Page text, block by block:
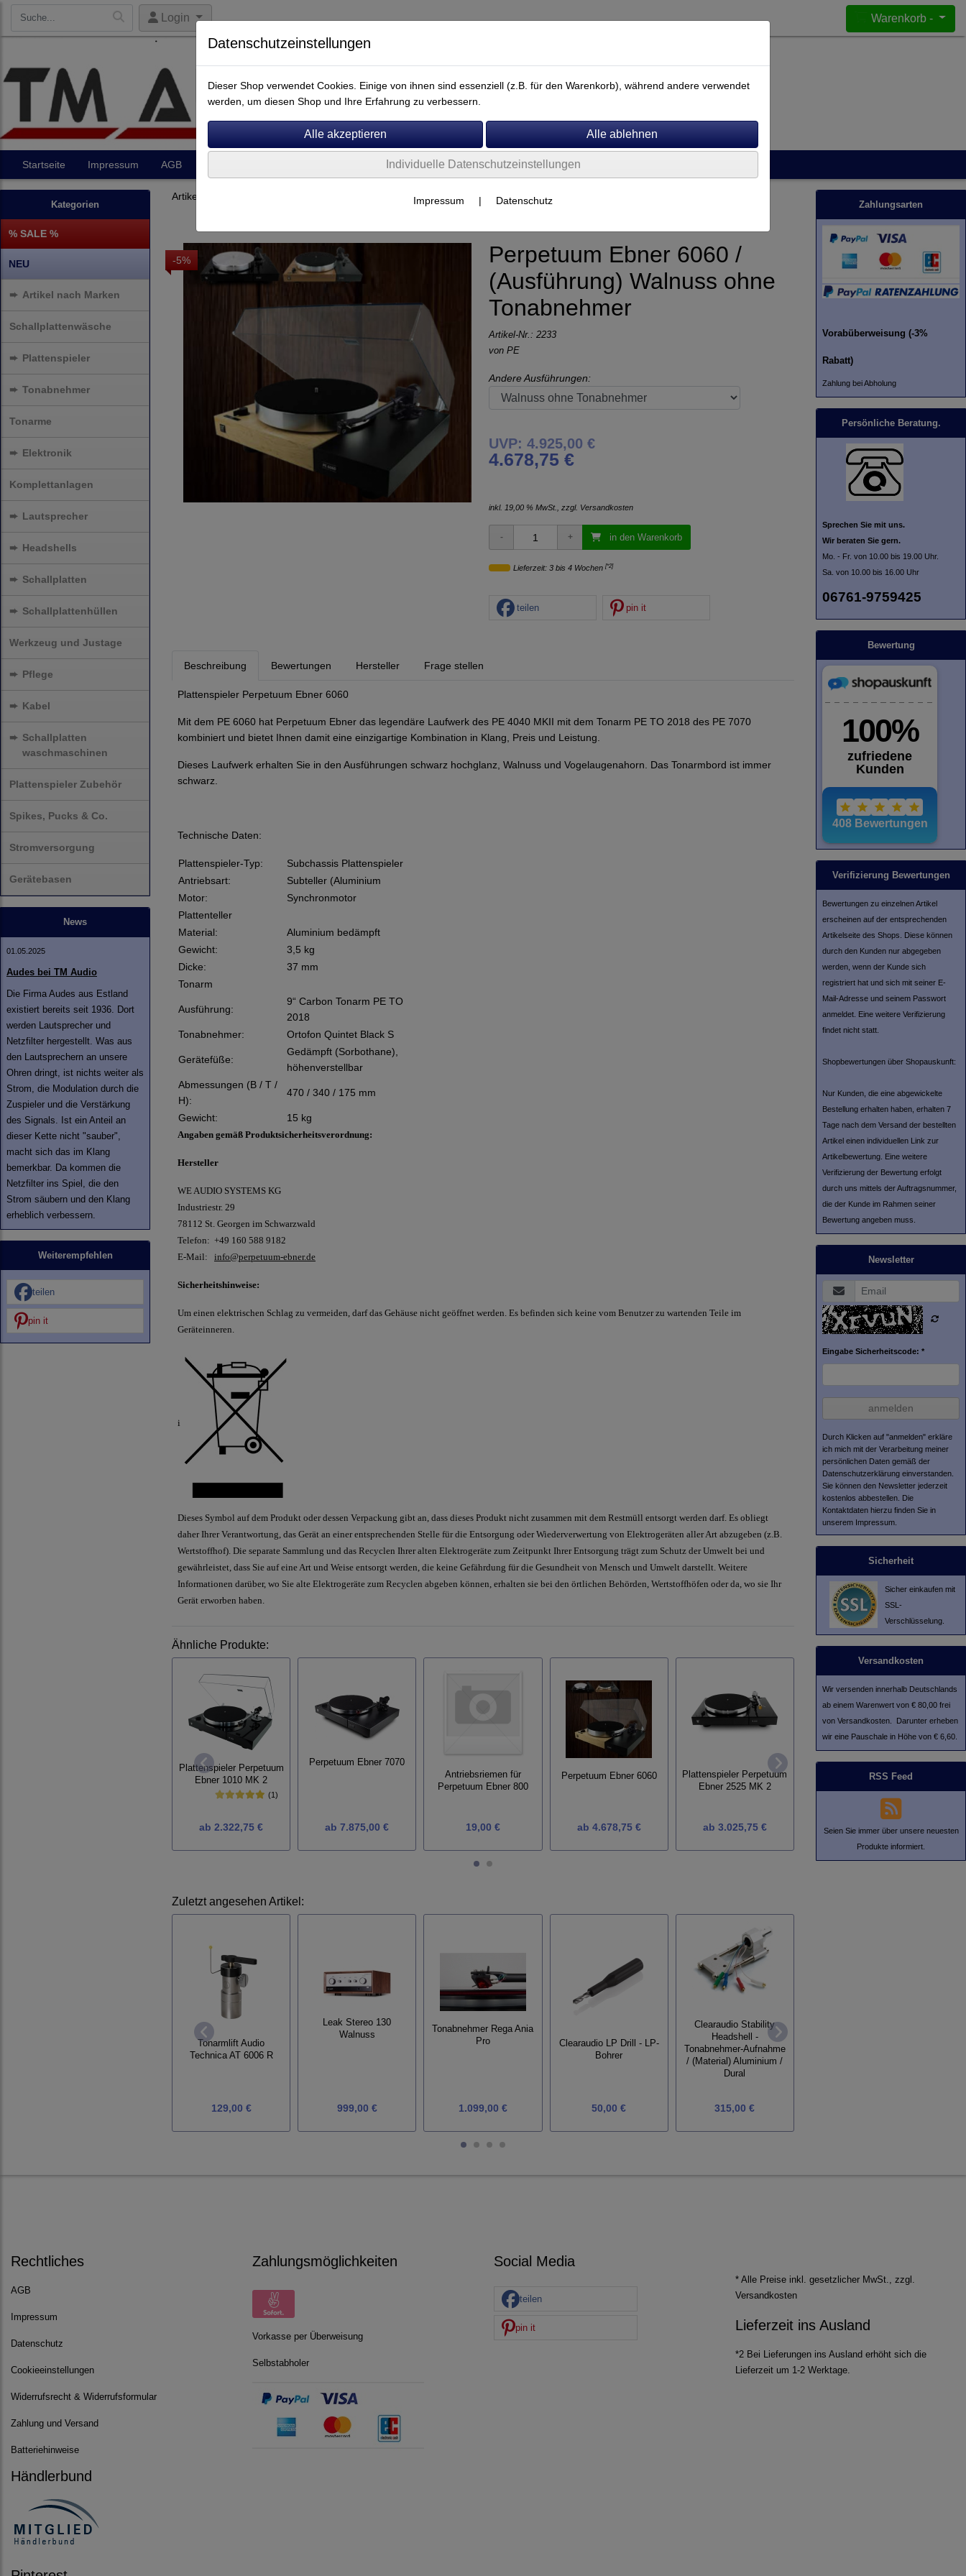
Login Warenkorb -
Startseite Impressum AGB
Kategorien
% SALE %
NEU
➨ Artikel nach Marken
Schallplattenwäsche
➨ Plattenspieler
➨ Tonabnehmer
Tonarme
➨ Elektronik
Komplettanlagen
➨ Lautsprecher
➨ Headshells
➨ Schallplatten
➨ Schallplattenhüllen
Werkzeug und Justage
➨ Pflege
➨ Kabel
➨ Schallplatten
waschmaschinen
Plattenspieler Zubehör
Spikes, Pucks & Co.
Stromversorgung
Gerätebasen
News
01.05.2025
Audes bei TM Audio
Die Firma Audes aus Estland
existiert bereits seit 1936. Dort
werden Lautsprecher und
Netzfilter hergestellt. Was aus
den Lautsprechern an unsere
Ohren dringt, ist nichts weiter als
Strom, die Modulation durch die
Zuspieler und die Verstärkung
des Signals. Ist ein Anteil an
dieser Kette nicht "sauber",
macht sich das im Klang
bemerkbar. Da kommen die
Netzfilter ins Spiel, die den
Strom säubern und den Klang
erheblich verbessern.
Weiterempfehlen
teilen
pin it
Artikel nach Marken
-5%
Perpetuum Ebner 6060 /
(Ausführung) Walnuss ohne
Tonabnehmer
Artikel-Nr.: 2233
von PE
Andere Ausführungen:
UVP: 4.925,00 €
4.678,75 €
inkl. 19,00 % MwSt., zzgl. Versandkosten
in den Warenkorb
Lieferzeit: 3 bis 4 Wochen [*2]
teilen pin it
Beschreibung Bewertungen Hersteller Frage stellen
Plattenspieler Perpetuum Ebner 6060
Mit dem PE 6060 hat Perpetuum Ebner das legendäre Laufwerk des PE 4040 MKII mit dem Tonarm PE TO 2018 des PE 7070
kombiniert und bietet Ihnen damit eine einzigartige Kombination in Klang, Preis und Leistung.
Dieses Laufwerk erhalten Sie in den Ausführungen schwarz hochglanz, Walnuss und Vogelaugenahorn. Das Tonarmbord ist immer
schwarz.
Technische Daten:
Plattenspieler-Typ:
Subchassis Plattenspieler
Antriebsart:
Subteller (Aluminium
Motor:
Synchronmotor
Plattenteller
Material:
Aluminium bedämpft
Gewicht:
3,5 kg
Dicke:
37 mm
Tonarm
Ausführung:
9“ Carbon Tonarm PE TO
2018
Tonabnehmer:
Ortofon Quintet Black S
Gerätefüße:
Gedämpft (Sorbothane),
höhenverstellbar
Abmessungen (B / T /
H):
470 / 340 / 175 mm
Gewicht: 15 kg
Angaben gemäß Produktsicherheitsverordnung:
Hersteller
WE AUDIO SYSTEMS KG
Industriestr. 29
78112 St. Georgen im Schwarzwald
Telefon: +49 160 588 9182
E-Mail: info@perpetuum-ebner.de
Sicherheitshinweise:
Um einen elektrischen Schlag zu vermeiden, darf das Gehäuse nicht geöffnet werden. Es befinden sich keine vom Benutzer zu wartenden Teile im
Geräteinneren.
i
Dieses Symbol auf dem Produkt oder dessen Verpackung gibt an, dass dieses Produkt nicht zusammen mit dem Restmüll entsorgt werden darf. Es obliegt
daher Ihrer Verantwortung, das Gerät an einer entsprechenden Stelle für die Entsorgung oder Wiederverwertung von Elektrogeräten aller Art abzugeben (z.B.
Wertstoffhof). Die separate Sammlung und das Recyclen Ihrer alten Elektrogeräte zum Zeitpunkt Ihrer Entsorgung trägt zum Schutz der Umwelt bei und
gewährleistet, dass Sie auf eine Art und Weise entsorgt werden, die keine Gefährdung für die Gesundheit von Mensch und Umwelt darstellt. Weitere
Informationen darüber, wo Sie alte Elektrogeräte zum Recyclen abgeben können, erhalten sie bei den örtlichen Behörden, Wertstoffhöfen oder da, wo sie Ihr
Gerät erworben haben.
Ähnliche Produkte:
Plattenspieler Perpetuum
Ebner 1010 MK 2
(1)
ab 2.322,75 €
Perpetuum Ebner 7070
ab 7.875,00 €
Antriebsriemen für
Perpetuum Ebner 800
19,00 €
Perpetuum Ebner 6060
ab 4.678,75 €
Plattenspieler Perpetuum
Ebner 2525 MK 2
ab 3.025,75 €
Plattenspieler Perpetuum
Ebner 4040 MK 2
ab4.013,75 €
Zuletzt angesehen Artikel:
Tonarmlift Audio
Technica AT 6006 R
129,00 €
Leak Stereo 130
Walnuss
999,00 €
Tonabnehmer Rega Ania
Pro
1.099,00 €
Clearaudio LP Drill - LP-
Bohrer
50,00 €
Clearaudio Stability
Headshell -
Tonabnehmer-Aufnahme
/ (Material) Aluminium /
Dural
315,00 €
Zahlungsarten
Vorabüberweisung (-3%
Rabatt)
Zahlung bei Abholung
Persönliche Beratung.
Sprechen Sie mit uns.
Wir beraten Sie gern.
Mo. - Fr. von 10.00 bis 19.00 Uhr.
Sa. von 10.00 bis 16.00 Uhr
06761-9759425
Bewertung
Verifizierung Bewertungen
Bewertungen zu einzelnen Artikel
erscheinen auf der entsprechenden
Artikelseite des Shops. Diese können
durch den Kunden nur abgegeben
werden, wenn der Kunde sich
registriert hat und sich mit seiner E-
Mail-Adresse und seinem Passwort
anmeldet. Eine weitere Verifizierung
findet nicht statt.
Shopbewertungen über Shopauskunft:
Nur Kunden, die eine abgewickelte
Bestellung erhalten haben, erhalten 7
Tage nach dem Versand der bestellten
Artikel einen individuellen Link zur
Artikelbewertung. Eine weitere
Verifizierung der Bewertung erfolgt
durch uns mittels der Auftragsnummer,
die der Kunde im Rahmen seiner
Bewertung angeben muss.
Newsletter
Eingabe Sicherheitscode: *
anmelden
Durch Klicken auf "anmelden" erkläre
ich mich mit der Verarbeitung meiner
persönlichen Daten gemäß der
Datenschutzerklärung einverstanden.
Sie können den Newsletter jederzeit
kostenlos abbestellen. Die
Kontaktdaten hierzu finden Sie in
unserem Impressum.
Sicherheit
Sicher einkaufen mit
SSL-
Verschlüsselung.
Versandkosten
Wir versenden innerhalb Deutschlands
ab einem Warenwert von € 80,00 frei
von Versandkosten. Darunter erheben
wir eine Pauschale in Höhe von € 6,60.
RSS Feed
Seien Sie immer über unsere neuesten
Produkte informiert.
Rechtliches
AGB
Impressum
Datenschutz
Cookieeinstellungen
Widerrufsrecht & Widerrufsformular
Zahlung und Versand
Batteriehinweise
Händlerbund
Zahlungsmöglichkeiten
Vorkasse per Überweisung
Selbstabholer
Social Media
teilen
pin it
* Alle Preise inkl. gesetzlicher MwSt., zzgl.
Versandkosten
Lieferzeit ins Ausland
*2 Bei Lieferungen ins Ausland erhöht sich die
Lieferzeit um 1-2 Werktage.
Datenschutzeinstellungen
Dieser Shop verwendet Cookies. Einige von ihnen sind essenziell (z.B. für den Warenkorb), während andere verwendet
werden, um diesen Shop und Ihre Erfahrung zu verbessern.
Individuelle Datenschutzeinstellungen
Impressum | Datenschutz